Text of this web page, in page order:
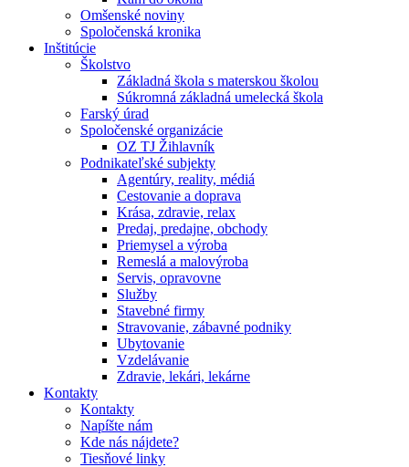
Omšenské noviny
Spoločenská kronika
Inštitúcie
Školstvo
Základná škola s materskou školou
Súkromná základná umelecká škola
Farský úrad
Spoločenské organizácie
OZ TJ Žihlavník
Podnikateľské subjekty
Agentúry, reality, médiá
Cestovanie a doprava
Krása, zdravie, relax
Predaj, predajne, obchody
Priemysel a výroba
Remeslá a malovýroba
Servis, opravovne
Služby
Stavebné firmy
Stravovanie, zábavné podniky
Ubytovanie
Vzdelávanie
Zdravie, lekári, lekárne
Kontakty
Kontakty
Napíšte nám
Kde nás nájdete?
Tiesňové linky